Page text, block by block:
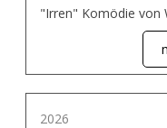
"Irren" Komödie von
2026